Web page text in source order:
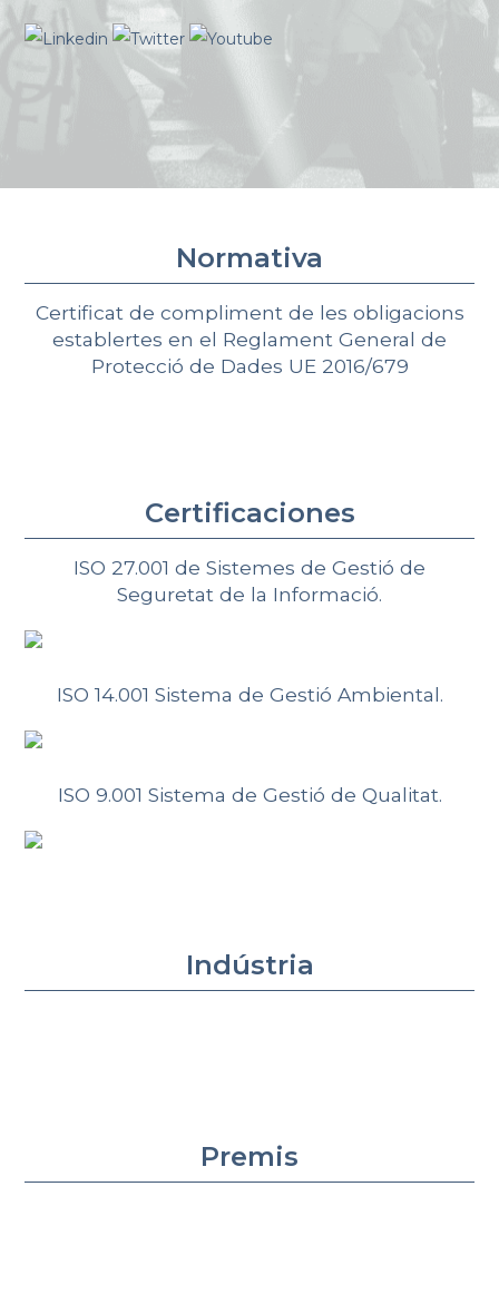
Normativa
Certificat de compliment de les obligacions
establertes en el Reglament General de
Protecció de Dades UE 2016/679
Certificaciones
ISO 27.001 de Sistemes de Gestió de
Seguretat de la Informació.
ISO 14.001 Sistema de Gestió Ambiental.
ISO 9.001 Sistema de Gestió de Qualitat.
Indústria
Premis